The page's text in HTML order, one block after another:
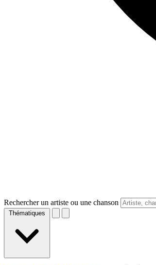
Rechercher un artiste ou une chanson
Thématiques